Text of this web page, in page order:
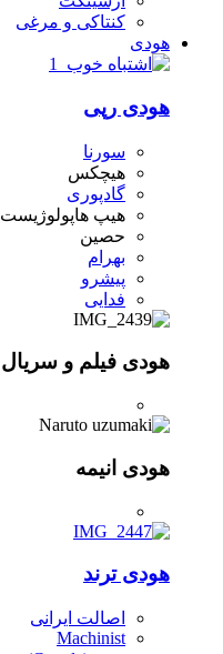
کنتاکی و مرغی
هودی
هودی رپی
سورنا
هیچکس
گادپوری
هیپ هاپولوژیست
حصین
بهرام
پیشرو
فدایی
هودی فیلم و سریال
هودی انیمه
هودی ترند
اصالت ایرانی
Machinist